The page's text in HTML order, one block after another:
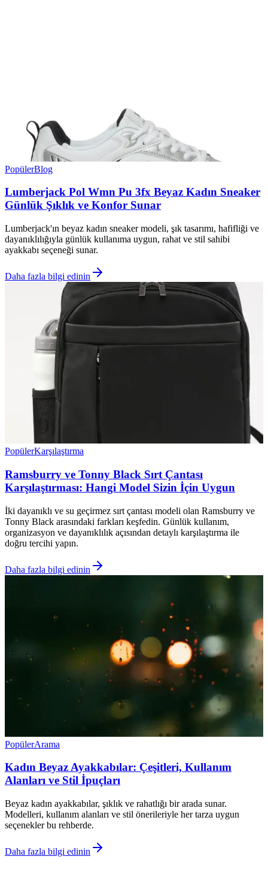
PopülerBlog
Lumberjack Pol Wmn Pu 3fx Beyaz Kadın Sneaker
Günlük Şıklık ve Konfor Sunar
Lumberjack'ın beyaz kadın sneaker modeli, şık tasarımı, hafifliği ve
dayanıklılığıyla günlük kullanıma uygun, rahat ve stil sahibi
ayakkabı seçeneği sunar.
Daha fazla bilgi edinin
PopülerKarşılaştırma
Ramsburry ve Tonny Black Sırt Çantası
Karşılaştırması: Hangi Model Sizin İçin Uygun
İki dayanıklı ve su geçirmez sırt çantası modeli olan Ramsburry ve
Tonny Black arasındaki farkları keşfedin. Günlük kullanım,
organizasyon ve dayanıklılık açısından detaylı karşılaştırma ile
doğru tercihi yapın.
Daha fazla bilgi edinin
PopülerArama
Kadın Beyaz Ayakkabılar: Çeşitleri, Kullanım
Alanları ve Stil İpuçları
Beyaz kadın ayakkabılar, şıklık ve rahatlığı bir arada sunar.
Modelleri, kullanım alanları ve stil önerileriyle her tarza uygun
seçenekler bu rehberde.
Daha fazla bilgi edinin